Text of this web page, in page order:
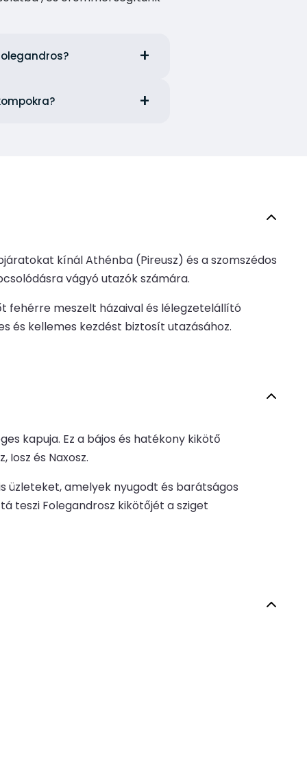
kínál Athénba (Pireusz) és a szomszédos
vágyó utazók számára.
fehérre meszelt házaival és lélegzetelállító
és kellemes kezdést biztosít utazásához.
kapuja. Ez a bájos és hatékony kikötő
és Naxosz.
üzleteket, amelyek nyugodt és barátságos
teszi Folegandrosz kikötőjét a sziget